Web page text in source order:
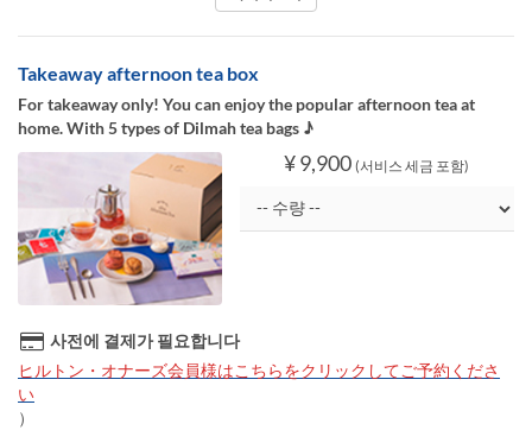
Takeaway afternoon tea box
For takeaway only! You can enjoy the popular afternoon tea at
home. With 5 types of Dilmah tea bags ♪
¥ 9,900 (서비스 세금 포함)
사전에 결제가 필요합니다
ヒルトン・オナーズ会員様はこちらをクリックしてご予約くださ
い
）